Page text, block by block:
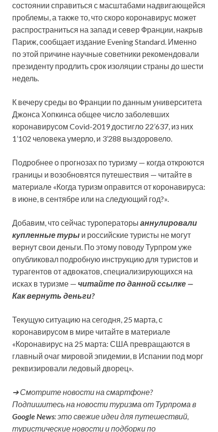
состоянии справиться с масштабами надвигающейся
проблемы, а также то, что скоро коронавирус может
распространиться на запад и север Франции, накрыв
Париж, сообщает издание Evening Standard. Именно
по этой причине научные советники рекомендовали
президенту продлить срок изоляции страны до шести
недель.
К вечеру среды во Франции по данным университета
Джонса Хопкинса общее число заболевших
коронавирусом Covid-2019 достигло 22’637, из них
1’102 человека умерло, и 3’288 выздоровело.
Подробнее о прогнозах по туризму — когда откроются
границы и возобновятся путешествия — читайте в
материале «Когда туризм оправится от коронавируса:
в июне, в сентябре или на следующий год?».
Добавим, что сейчас туроператоры аннулировали
купленные туры и российские туристы не могут
вернут свои деньги. По этому поводу Турпром уже
опубликовал подробную инструкцию для туристов и
турагентов от адвокатов, специализирующихся на
исках в туризме — читайте по данной ссылке —
Как вернуть деньги?
Текущую ситуацию на сегодня, 25 марта, с
коронавирусом в мире читайте в материале
«Коронавирус на 25 марта: США превращаются в
главный очаг мировой эпидемии, в Испании под морг
реквизировали ледовый дворец».
➔ Смотрите новости на смартфоне?
Подпишитесь на новости туризма от Турпрома в
Google News: это свежие идеи для путешествий,
туристические новости и подборки по